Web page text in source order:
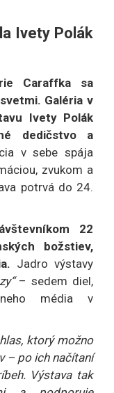
Ivety Polák
Caraffka sa
Galéria v
Ivety Polák
dedičstvo a
v sebe spája
zvukom a
potrvá do 24.
22
božstiev,
Jadro výstavy
– sedem diel,
média v
ktorý možno
– po ich načítaní
Výstava tak